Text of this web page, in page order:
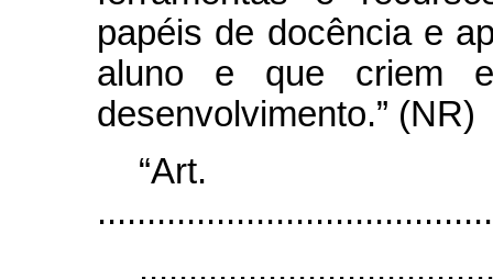
papéis de docência e
aluno e que criem
desenvolvimento.” (NR)